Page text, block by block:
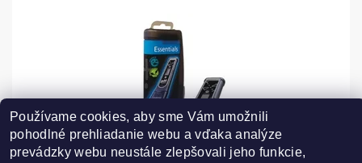
Používame cookies, aby sme Vám umožnili
pohodlné prehliadanie webu a vďaka analýze
prevádzky webu neustále zlepšovali jeho funkcie,